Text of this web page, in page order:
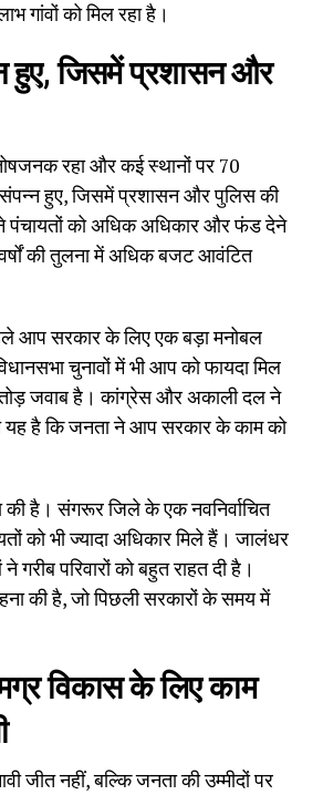
गांवों को मिल रहा है।
हुए, जिसमें प्रशासन और
रहा और कई स्थानों पर 70
संपन्न हुए, जिसमें प्रशासन और पुलिस की
पंचायतों को अधिक अधिकार और फंड देने
की तुलना में अधिक बजट आवंटित
आप सरकार के लिए एक बड़ा मनोबल
चुनावों में भी आप को फायदा मिल
जवाब है। कांग्रेस और अकाली दल ने
यह है कि जनता ने आप सरकार के काम को
की है। संगरूर जिले के एक नवनिर्वाचित
को भी ज्यादा अधिकार मिले हैं। जालंधर
परिवारों को बहुत राहत दी है।
की है, जो पिछली सरकारों के समय में
विकास के लिए काम
जीत नहीं, बल्कि जनता की उम्मीदों पर